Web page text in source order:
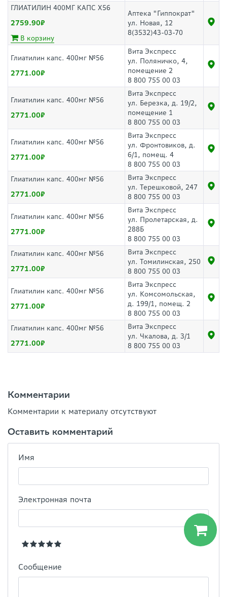
ГЛИАТИЛИН 400МГ КАПС Х56
2759.90
В корзину
Аптека "Гиппократ"
ул. Новая, 12
8(3532)43-03-70
Глиатилин капс. 400мг №56
2771.00
Вита Экспресс
ул. Поляничко, 4,
помещение 2
8 800 755 00 03
Глиатилин капс. 400мг №56
2771.00
Вита Экспресс
ул. Березка, д. 19/2,
помещение 1
8 800 755 00 03
Глиатилин капс. 400мг №56
2771.00
Вита Экспресс
ул. Фронтовиков, д.
6/1, помещ. 4
8 800 755 00 03
Глиатилин капс. 400мг №56
2771.00
Вита Экспресс
ул. Терешковой, 247
8 800 755 00 03
Глиатилин капс. 400мг №56
2771.00
Вита Экспресс
ул. Пролетарская, д.
288Б
8 800 755 00 03
Глиатилин капс. 400мг №56
2771.00
Вита Экспресс
ул. Томилинская, 250
8 800 755 00 03
Глиатилин капс. 400мг №56
2771.00
Вита Экспресс
ул. Комсомольская,
д. 199/1, помещ. 2
8 800 755 00 03
Глиатилин капс. 400мг №56
2771.00
Вита Экспресс
ул. Чкалова, д. 3/1
8 800 755 00 03
Комментарии
Комментарии к материалу отсутствуют
Оставить комментарий
Имя
Электронная почта
Сообщение